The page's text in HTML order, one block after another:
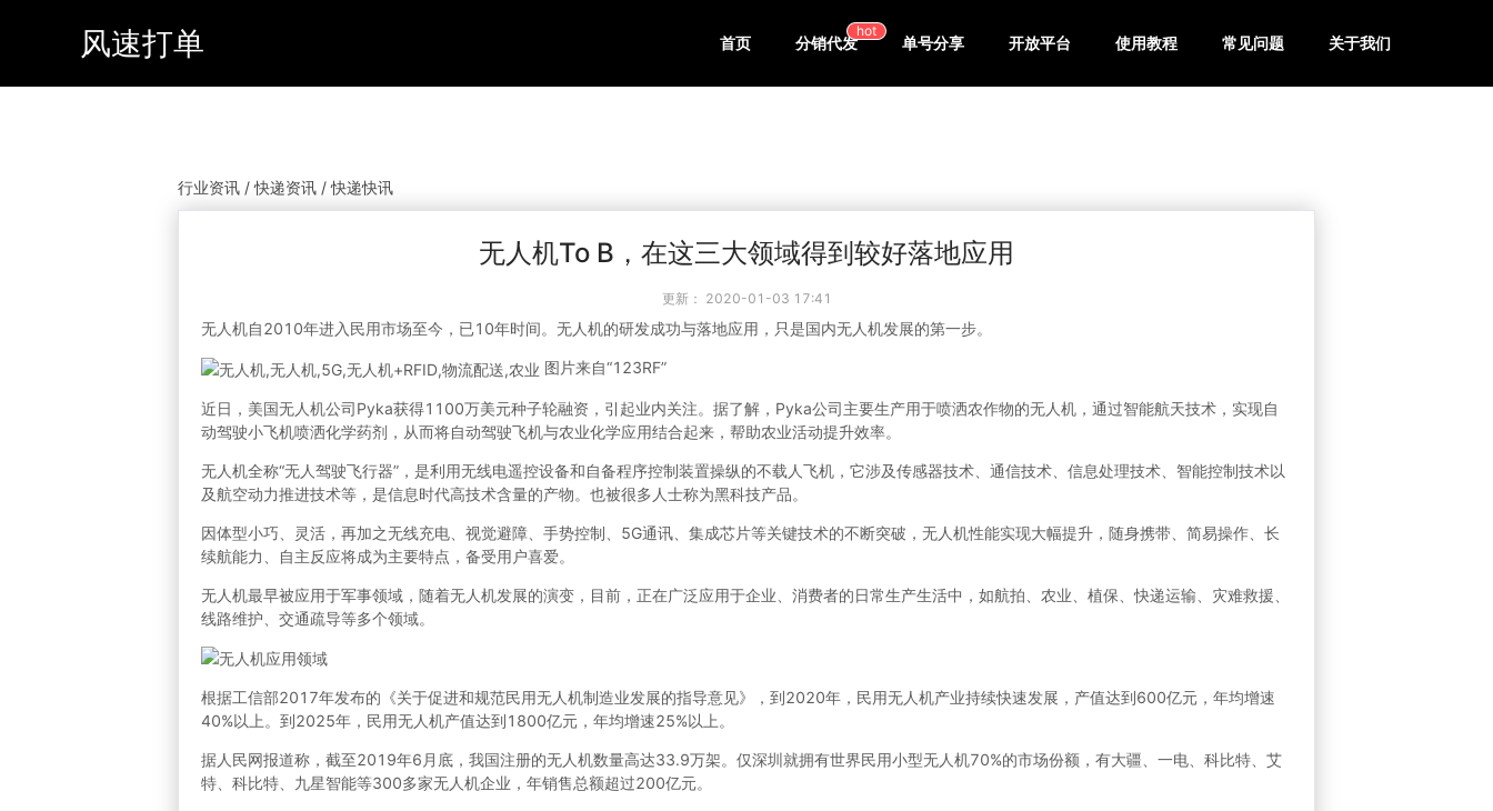
风速打单 首页 分销代发
hot
单号分享 开放平台 使用教程 常见问题 关于我们
行业资讯 / 快递资讯 / 快递快讯
无人机To B，在这三大领域得到较好落地应用
更新： 2020-01-03 17:41
无人机自2010年进入民用市场至今，已10年时间。无人机的研发成功与落地应用，只是国内无人机发展的第一步。
图片来自“123RF”
近日，美国无人机公司Pyka获得1100万美元种子轮融资，引起业内关注。据了解，Pyka公司主要生产用于喷洒农作物的无人机，通过智能航天技术，实现自
动驾驶小飞机喷洒化学药剂，从而将自动驾驶飞机与农业化学应用结合起来，帮助农业活动提升效率。
无人机全称“无人驾驶飞行器”，是利用无线电遥控设备和自备程序控制装置操纵的不载人飞机，它涉及传感器技术、通信技术、信息处理技术、智能控制技术以
及航空动力推进技术等，是信息时代高技术含量的产物。也被很多人士称为黑科技产品。
因体型小巧、灵活，再加之无线充电、视觉避障、手势控制、5G通讯、集成芯片等关键技术的不断突破，无人机性能实现大幅提升，随身携带、简易操作、长
续航能力、自主反应将成为主要特点，备受用户喜爱。
无人机最早被应用于军事领域，随着无人机发展的演变，目前，正在广泛应用于企业、消费者的日常生产生活中，如航拍、农业、植保、快递运输、灾难救援、
线路维护、交通疏导等多个领域。
根据工信部2017年发布的《关于促进和规范民用无人机制造业发展的指导意见》，到2020年，民用无人机产业持续快速发展，产值达到600亿元，年均增速
40%以上。到2025年，民用无人机产值达到1800亿元，年均增速25%以上。
据人民网报道称，截至2019年6月底，我国注册的无人机数量高达33.9万架。仅深圳就拥有世界民用小型无人机70%的市场份额，有大疆、一电、科比特、艾
特、科比特、九星智能等300多家无人机企业，年销售总额超过200亿元。